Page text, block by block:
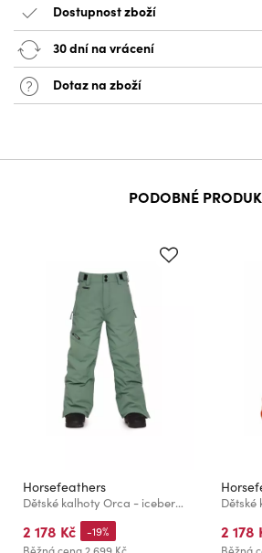
Dostupnost zboží
30 dní na vrácení
Dotaz na zboží
PODOBNÉ
Horsefeathers
Dětské kalhoty Orca - iceberg green
2 178 Kč -19% 2 178